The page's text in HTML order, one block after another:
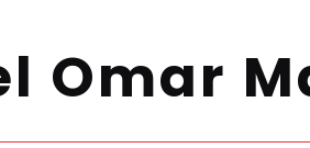
Omar